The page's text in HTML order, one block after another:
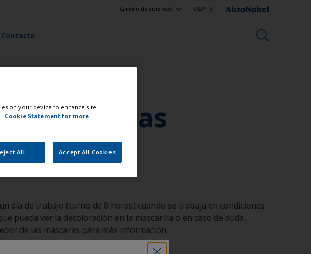
Cambio de sitio web ESP
Contacto
cambiar las
día de trabajo (turno de 8 horas) cuando se trabaja en condiciones
pueda ver la decoloración en la mascarilla o en caso de duda,
de las máscaras para más información.
on your device to enhance site
Cookie Statement for more
All Accept All Cookies